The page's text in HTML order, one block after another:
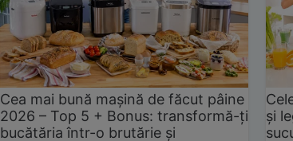
Cea mai bună mașină de făcut pâine
2026 – Top 5 + Bonus: transformă-ți
bucătăria într-o brutărie și
și